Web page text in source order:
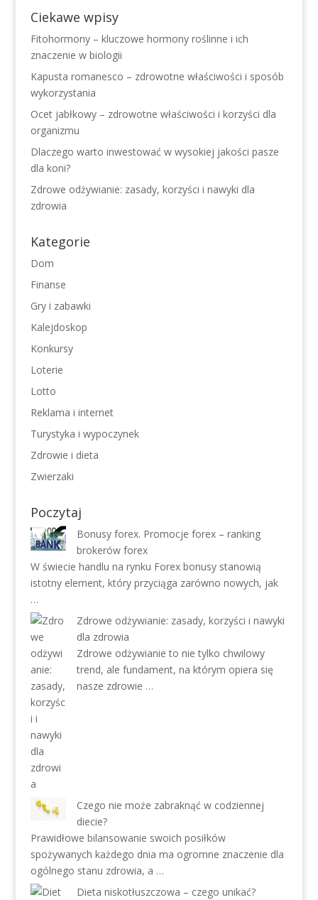
Ciekawe wpisy
Fitohormony – kluczowe hormony roślinne i ich
znaczenie w biologii
Kapusta romanesco – zdrowotne właściwości i sposób
wykorzystania
Ocet jabłkowy – zdrowotne właściwości i korzyści dla
organizmu
Dlaczego warto inwestować w wysokiej jakości pasze
dla koni?
Zdrowe odżywianie: zasady, korzyści i nawyki dla
zdrowia
Kategorie
Dom
Finanse
Gry i zabawki
Kalejdoskop
Konkursy
Loterie
Lotto
Reklama i internet
Turystyka i wypoczynek
Zdrowie i dieta
Zwierzaki
Poczytaj
Bonusy forex. Promocje forex – ranking
brokerów forex
W świecie handlu na rynku Forex bonusy stanowią
istotny element, który przyciąga zarówno nowych, jak
…
Zdrowe odżywianie: zasady, korzyści i nawyki
dla zdrowia
Zdrowe odżywianie to nie tylko chwilowy
trend, ale fundament, na którym opiera się
nasze zdrowie …
Czego nie może zabraknąć w codziennej
diecie?
Prawidłowe bilansowanie swoich posiłków
spożywanych każdego dnia ma ogromne znaczenie dla
ogólnego stanu zdrowia, a …
Dieta niskotłuszczowa – czego unikać?